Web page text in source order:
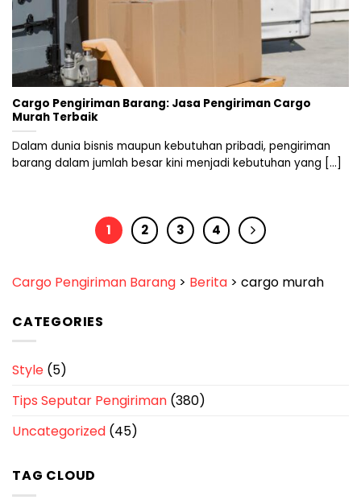
Cargo Pengiriman Barang: Jasa Pengiriman Cargo
Murah Terbaik
Dalam dunia bisnis maupun kebutuhan pribadi, pengiriman
barang dalam jumlah besar kini menjadi kebutuhan yang [...]
1 2 3 4
Cargo Pengiriman Barang > Berita > cargo murah
CATEGORIES
Style (5)
Tips Seputar Pengiriman (380)
Uncategorized (45)
TAG CLOUD